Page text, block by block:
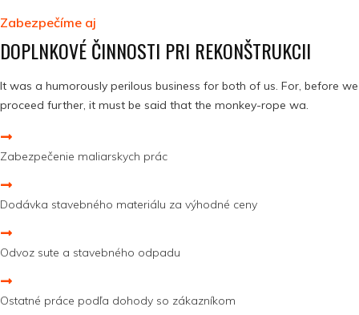
Zabezpečíme aj
DOPLNKOVÉ ČINNOSTI PRI REKONŠTRUKCII
It was a humorously perilous business for both of us. For, before we
proceed further, it must be said that the monkey-rope wa.
Zabezpečenie maliarskych prác
Dodávka stavebného materiálu za výhodné ceny
Odvoz sute a stavebného odpadu
Ostatné práce podľa dohody so zákazníkom